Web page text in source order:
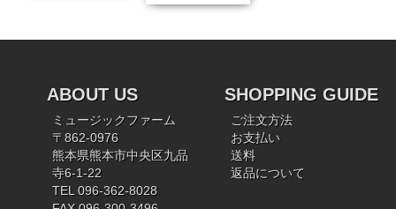
ABOUT US
ミュージックファーム
〒862-0976
熊本県熊本市中央区九品
寺6-1-22
TEL 096-362-8028
SHOPPING GUIDE
ご注文方法
お支払い
送料
返品について